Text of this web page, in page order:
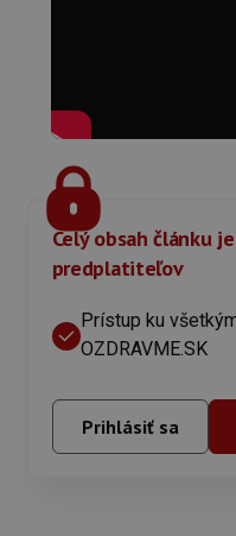
Celý obsah článku
predplatiteľov
Prístup ku
OZDRAVME.SK
Prihlásiť sa